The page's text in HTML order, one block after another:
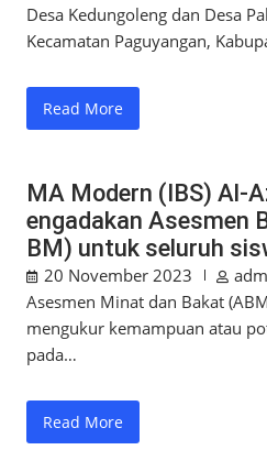
Desa Kedungoleng dan Desa
Kecamatan Paguyangan,
Read More
MA Modern (IBS) Al-
engadakan Asesmen
BM) untuk seluruh
20 November 2023
Asesmen Minat dan Bakat
mengukur kemampuan atau
pada…
Read More